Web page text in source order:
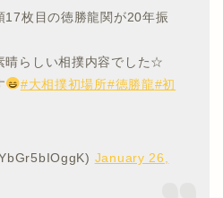
17枚目の徳勝龍関が20年振
晴らしい相撲内容でした☆
#大相撲初場所#徳勝龍#初
January 26,